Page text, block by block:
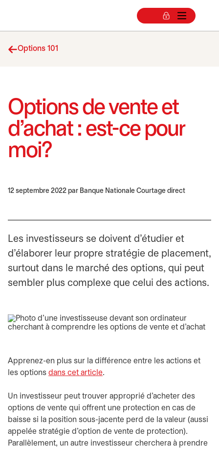
Options 101
Options de vente et
d’achat : est-ce pour
moi?
12 septembre 2022 par Banque Nationale Courtage direct
Les investisseurs se doivent d’étudier et
d’élaborer leur propre stratégie de placement,
surtout dans le marché des options, qui peut
sembler plus complexe que celui des actions.
Apprenez-en plus sur la différence entre les actions et
les options dans cet article.
Un investisseur peut trouver approprié d’acheter des
options de vente qui offrent une protection en cas de
baisse si la position sous-jacente perd de la valeur (aussi
appelée stratégie d’option de vente de protection).
Parallèlement, un autre investisseur cherchera à prendre